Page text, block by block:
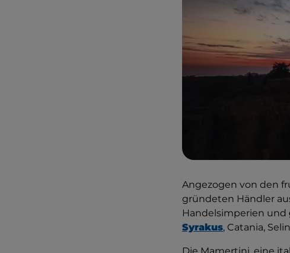
Angezogen von den
gründeten Händler
Handelsimperien und
Syrakus, Catania,